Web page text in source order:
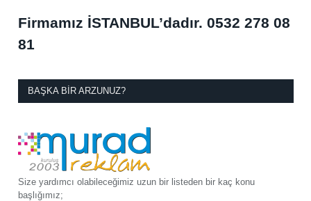
Firmamız İSTANBUL’dadır. 0532 278 08
81
BAŞKA BIR ARZUNUZ?
Size yardımcı olabileceğimiz uzun bir listeden bir kaç konu
başlığımız;